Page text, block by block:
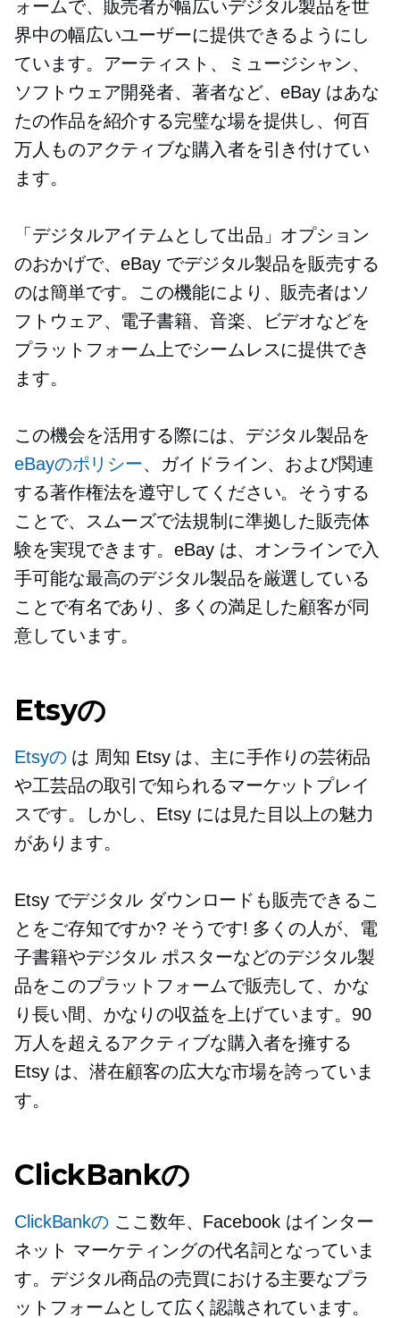
ォームで、販売者が幅広いデジタル製品を世
界中の幅広いユーザーに提供できるようにし
ています。アーティスト、ミュージシャン、
ソフトウェア開発者、著者など、eBay はあな
たの作品を紹介する完璧な場を提供し、何百
万人ものアクティブな購入者を引き付けてい
ます。
「デジタルアイテムとして出品」オプション
のおかげで、eBay でデジタル製品を販売する
のは簡単です。この機能により、販売者はソ
フトウェア、電子書籍、音楽、ビデオなどを
プラットフォーム上でシームレスに提供でき
ます。
この機会を活用する際には、デジタル製品を
eBayのポリシー、ガイドライン、および関連
する著作権法を遵守してください。そうする
ことで、スムーズで法規制に準拠した販売体
験を実現できます。eBay は、オンラインで入
手可能な最高のデジタル製品を厳選している
ことで有名であり、多くの満足した顧客が同
意しています。
Etsyの
Etsyの は 周知 Etsy は、主に手作りの芸術品
や工芸品の取引で知られるマーケットプレイ
スです。しかし、Etsy には見た目以上の魅力
があります。
Etsy でデジタル ダウンロードも販売できるこ
とをご存知ですか? そうです! 多くの人が、電
子書籍やデジタル ポスターなどのデジタル製
品をこのプラットフォームで販売して、かな
り長い間、かなりの収益を上げています。90
万人を超えるアクティブな購入者を擁する
Etsy は、潜在顧客の広大な市場を誇っていま
す。
ClickBankの
ClickBankの ここ数年、Facebook はインター
ネット マーケティングの代名詞となっていま
す。デジタル商品の売買における主要なプラ
ットフォームとして広く認識されています。